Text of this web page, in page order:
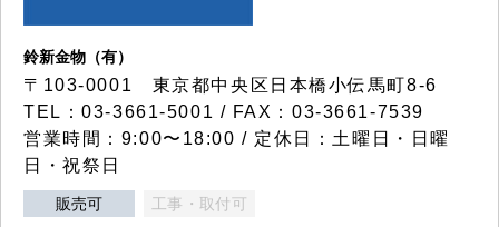
鈴新金物（有）
〒103-0001 東京都中央区日本橋小伝馬町8-6
TEL：03-3661-5001 / FAX：03-3661-7539
営業時間：9:00〜18:00 / 定休日：土曜日・日曜
日・祝祭日
販売可 工事・取付可